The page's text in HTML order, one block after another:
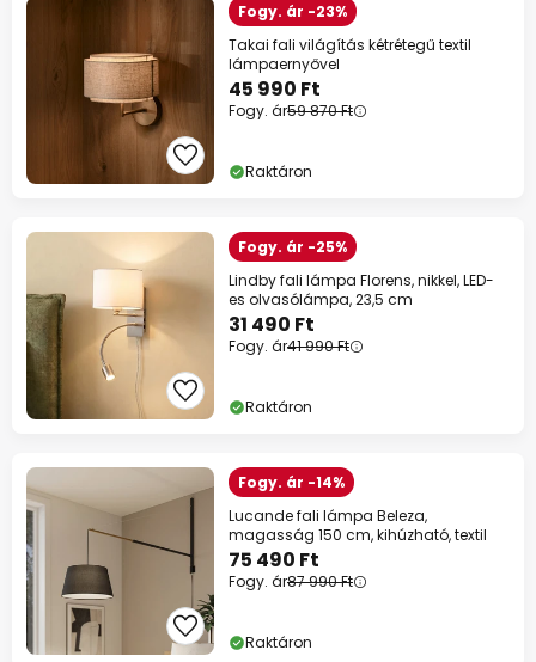
Fogy. ár -23%
Takai fali világítás kétrétegű textil
lámpaernyővel
45 990 Ft
Fogy. ár59 870 Ft
Raktáron
Fogy. ár -25%
Lindby fali lámpa Florens, nikkel, LED-
es olvasólámpa, 23,5 cm
31 490 Ft
Fogy. ár41 990 Ft
Raktáron
Fogy. ár -14%
Lucande fali lámpa Beleza,
magasság 150 cm, kihúzható, textil
75 490 Ft
Fogy. ár87 990 Ft
Raktáron